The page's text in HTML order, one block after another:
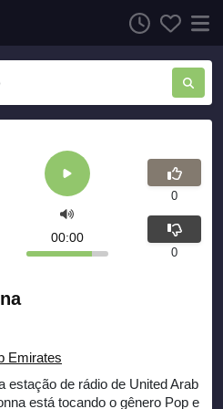
Emirates
estação de rádio de United Arab
está tocando o gênero Pop e
00:00
0
0